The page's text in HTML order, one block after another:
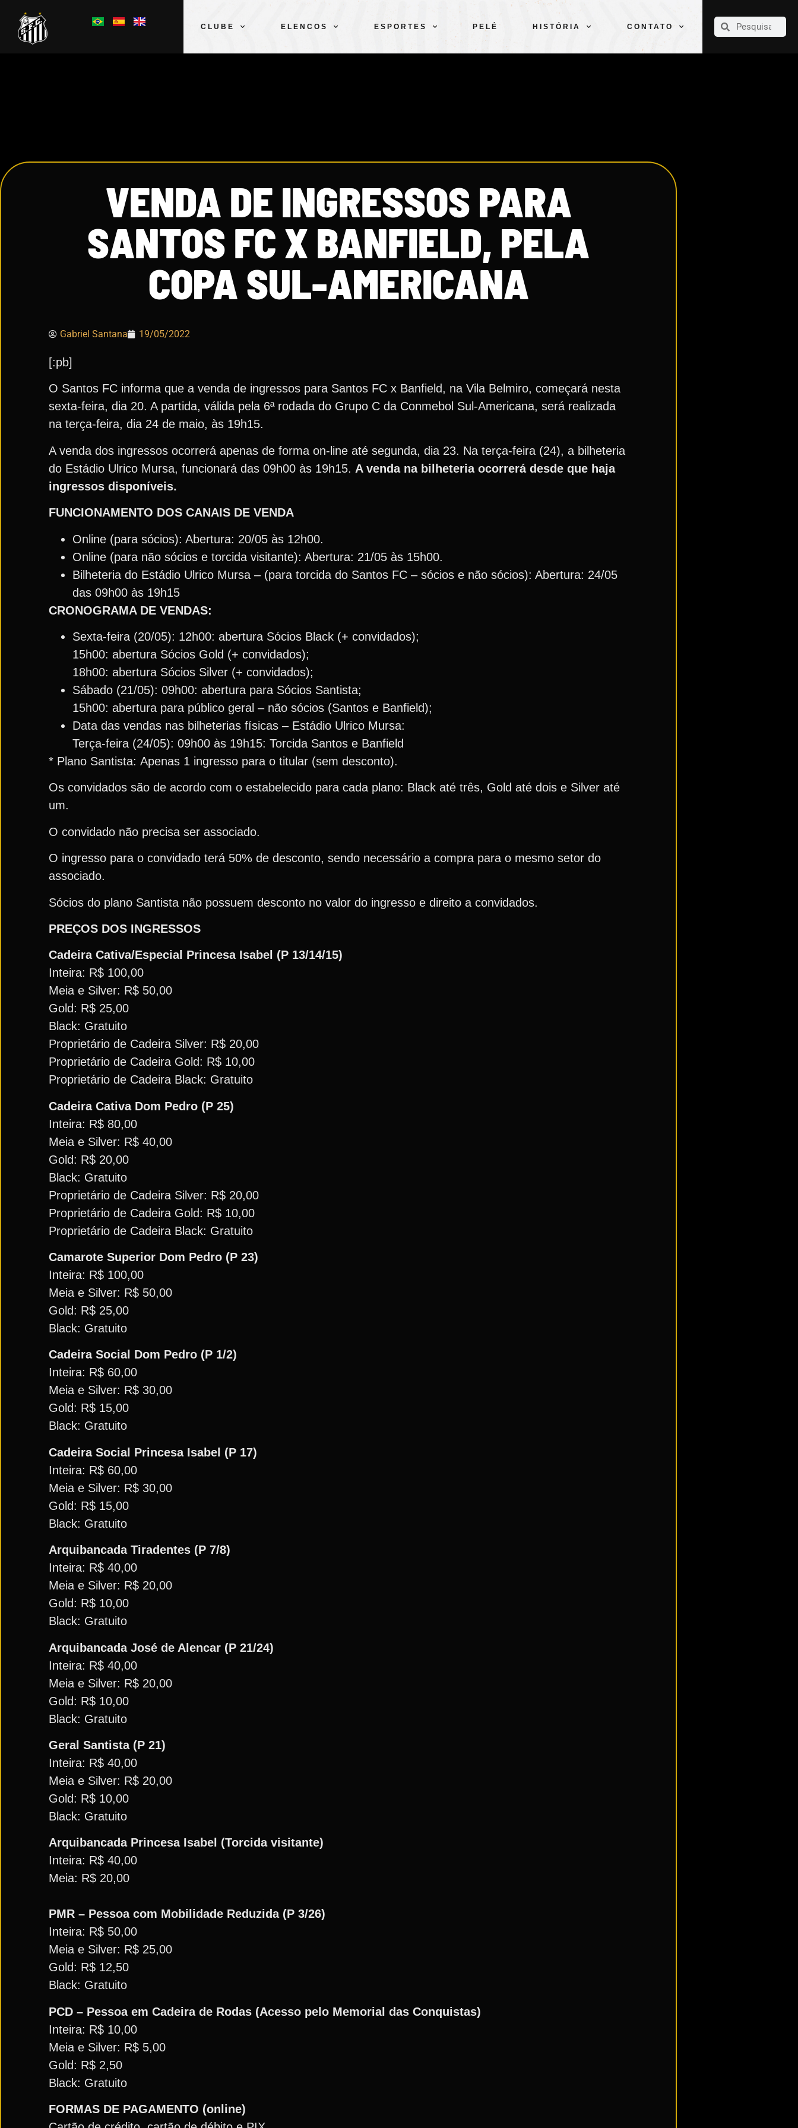
CLUBE ELENCOS ESPORTES PELÉ HISTÓRIA CONTATO
CLUBE
VENDA DE INGRESSOS PARA
SANTOS FC X BANFIELD, PELA
COPA SUL-AMERICANA
Gabriel Santana 19/05/2022
[:pb]
O Santos FC informa que a venda de ingressos para Santos FC x Banfield, na Vila Belmiro, começará nesta
sexta-feira, dia 20. A partida, válida pela 6ª rodada do Grupo C da Conmebol Sul-Americana, será realizada
na terça-feira, dia 24 de maio, às 19h15.
A venda dos ingressos ocorrerá apenas de forma on-line até segunda, dia 23. Na terça-feira (24), a bilheteria
do Estádio Ulrico Mursa, funcionará das 09h00 às 19h15. A venda na bilheteria ocorrerá desde que haja
ingressos disponíveis.
FUNCIONAMENTO DOS CANAIS DE VENDA
Online (para sócios): Abertura: 20/05 às 12h00.
Online (para não sócios e torcida visitante): Abertura: 21/05 às 15h00.
Bilheteria do Estádio Ulrico Mursa – (para torcida do Santos FC – sócios e não sócios): Abertura: 24/05
das 09h00 às 19h15
CRONOGRAMA DE VENDAS:
Sexta-feira (20/05): 12h00: abertura Sócios Black (+ convidados);
15h00: abertura Sócios Gold (+ convidados);
18h00: abertura Sócios Silver (+ convidados);
Sábado (21/05): 09h00: abertura para Sócios Santista;
15h00: abertura para público geral – não sócios (Santos e Banfield);
Data das vendas nas bilheterias físicas – Estádio Ulrico Mursa:
Terça-feira (24/05): 09h00 às 19h15: Torcida Santos e Banfield
* Plano Santista: Apenas 1 ingresso para o titular (sem desconto).
Os convidados são de acordo com o estabelecido para cada plano: Black até três, Gold até dois e Silver até
um.
O convidado não precisa ser associado.
O ingresso para o convidado terá 50% de desconto, sendo necessário a compra para o mesmo setor do
associado.
Sócios do plano Santista não possuem desconto no valor do ingresso e direito a convidados.
PREÇOS DOS INGRESSOS
Cadeira Cativa/Especial Princesa Isabel (P 13/14/15)
Inteira: R$ 100,00
Meia e Silver: R$ 50,00
Gold: R$ 25,00
Black: Gratuito
Proprietário de Cadeira Silver: R$ 20,00
Proprietário de Cadeira Gold: R$ 10,00
Proprietário de Cadeira Black: Gratuito
Cadeira Cativa Dom Pedro (P 25)
Inteira: R$ 80,00
Meia e Silver: R$ 40,00
Gold: R$ 20,00
Black: Gratuito
Proprietário de Cadeira Silver: R$ 20,00
Proprietário de Cadeira Gold: R$ 10,00
Proprietário de Cadeira Black: Gratuito
Camarote Superior Dom Pedro (P 23)
Inteira: R$ 100,00
Meia e Silver: R$ 50,00
Gold: R$ 25,00
Black: Gratuito
Cadeira Social Dom Pedro (P 1/2)
Inteira: R$ 60,00
Meia e Silver: R$ 30,00
Gold: R$ 15,00
Black: Gratuito
Cadeira Social Princesa Isabel (P 17)
Inteira: R$ 60,00
Meia e Silver: R$ 30,00
Gold: R$ 15,00
Black: Gratuito
Arquibancada Tiradentes (P 7/8)
Inteira: R$ 40,00
Meia e Silver: R$ 20,00
Gold: R$ 10,00
Black: Gratuito
Arquibancada José de Alencar (P 21/24)
Inteira: R$ 40,00
Meia e Silver: R$ 20,00
Gold: R$ 10,00
Black: Gratuito
Geral Santista (P 21)
Inteira: R$ 40,00
Meia e Silver: R$ 20,00
Gold: R$ 10,00
Black: Gratuito
Arquibancada Princesa Isabel (Torcida visitante)
Inteira: R$ 40,00
Meia: R$ 20,00
PMR – Pessoa com Mobilidade Reduzida (P 3/26)
Inteira: R$ 50,00
Meia e Silver: R$ 25,00
Gold: R$ 12,50
Black: Gratuito
PCD – Pessoa em Cadeira de Rodas (Acesso pelo Memorial das Conquistas)
Inteira: R$ 10,00
Meia e Silver: R$ 5,00
Gold: R$ 2,50
Black: Gratuito
FORMAS DE PAGAMENTO (online)